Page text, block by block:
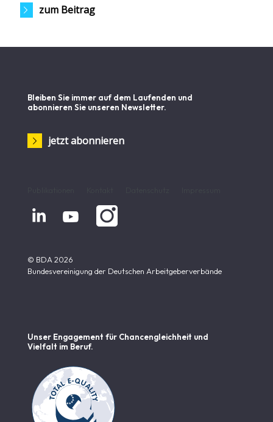
zum Beitrag
Bleiben Sie immer auf dem Laufenden und
abonnieren Sie unseren Newsletter.
jetzt abonnieren
 
© BDA 2026
Bundesvereinigung der Deutschen Arbeitgeberverbände
Unser Engagement für Chancen­gleichheit und
Vielfalt im Beruf.